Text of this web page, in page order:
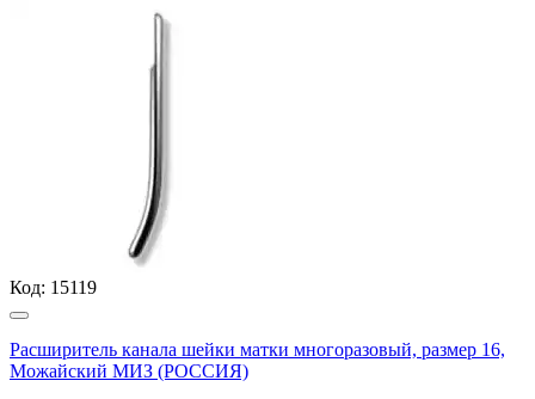
Код: 15119
Расширитель канала шейки матки многоразовый, размер 16,
Можайский МИЗ (РОССИЯ)